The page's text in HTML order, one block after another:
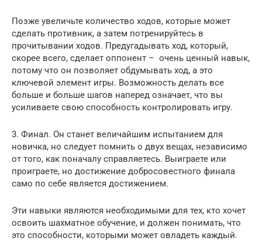
Позже увеличьте количество ходов, которые может
сделать противник, а затем потренируйтесь в
прочитывании ходов. Предугадывать ход, который,
скорее всего, сделает оппонент – очень ценный навык,
потому что он позволяет обдумывать ход, а это
ключевой элемент игры. Возможность делать все
больше и больше шагов наперед означает, что вы
усиливаете свою способность контролировать игру.
3. Финал. Он станет величайшим испытанием для
новичка, но следует помнить о двух вещах, независимо
от того, как поначалу справляетесь. Выиграете или
проиграете, но достижение добросовестного финала
само по себе является достижением.
Эти навыки являются необходимыми для тех, кто хочет
освоить шахматное обучение, и должен понимать, что
это способности, которыми может овладеть каждый.